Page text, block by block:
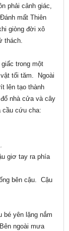
phải cảnh giác,
mất Thiên
giòng đời xô
thách.
trong một
tối tăm. Ngoài
lên tạo thành
nhà cửa và cây
cầu cứu cha:
giơ tay ra phía
bên cậu. Cậu
yên lặng nắm
ngoài mưa